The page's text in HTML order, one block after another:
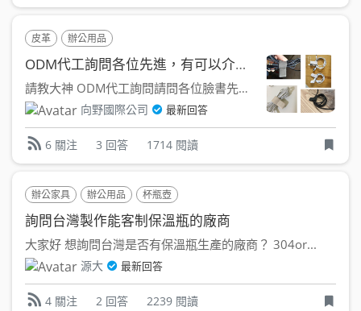
皮革 辦公用品
ODM代工詢問各位先進，有可以介紹的廠商嗎
請教大神 ODM代工詢問請問各位臉書先進，有可以介紹的廠...
向野國際公司 最新回答
6 關注 3 回答 1714 閱讀
辦公家具 辦公用品 杯瓶壺
詢問台灣製作能客制保溫瓶的廠商
大家好 想詢問台灣是否有保溫瓶生產的廠商？ 304or...
源大 最新回答
4 關注 2 回答 2239 閱讀